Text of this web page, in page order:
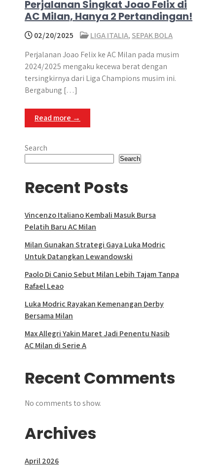
Perjalanan Singkat Joao Felix di
AC Milan, Hanya 2 Pertandingan!
02/20/2025 LIGA ITALIA, SEPAK BOLA
Perjalanan Joao Felix ke AC Milan pada musim
2024/2025 mengaku kecewa berat dengan
tersingkirnya dari Liga Champions musim ini.
Bergabung […]
Read more →
Search
Search
Recent Posts
Vincenzo Italiano Kembali Masuk Bursa
Pelatih Baru AC Milan
Milan Gunakan Strategi Gaya Luka Modric
Untuk Datangkan Lewandowski
Paolo Di Canio Sebut Milan Lebih Tajam Tanpa
Rafael Leao
Luka Modric Rayakan Kemenangan Derby
Bersama Milan
Max Allegri Yakin Maret Jadi Penentu Nasib
AC Milan di Serie A
Recent Comments
No comments to show.
Archives
April 2026